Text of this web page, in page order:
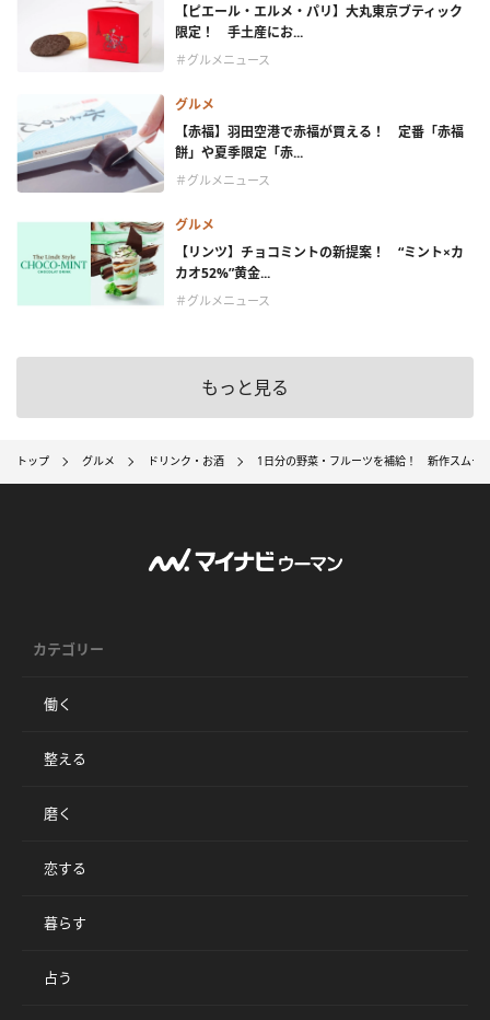
【ピエール・エルメ・パリ】大丸東京ブティック
限定！ 手土産にお...
＃グルメニュース
グルメ
【赤福】羽田空港で赤福が買える！ 定番「赤福
餅」や夏季限定「赤...
＃グルメニュース
グルメ
【リンツ】チョコミントの新提案！ “ミント×カ
カオ52%”黄金...
＃グルメニュース
もっと見る
トップ グルメ ドリンク・お酒 1日分の野菜・フルーツを補給！ 新作スムー
カテゴリー
働く
整える
磨く
恋する
暮らす
占う